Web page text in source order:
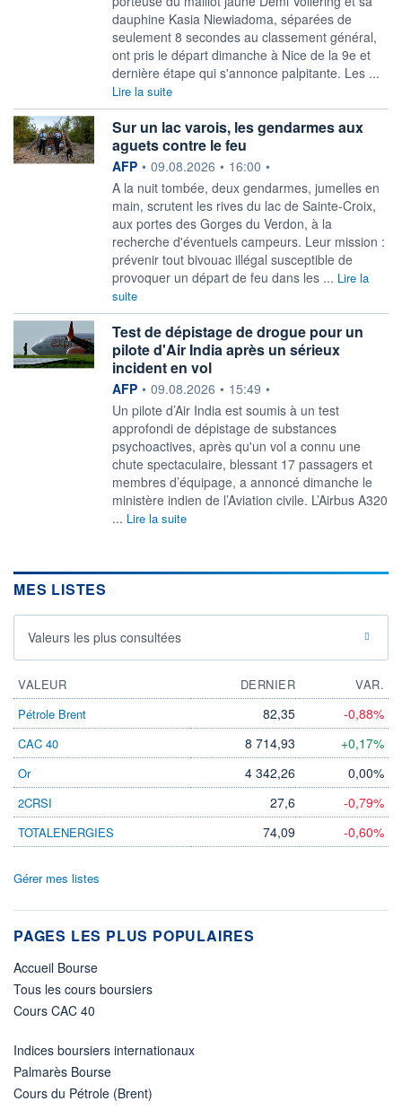
dauphine Kasia Niewiadoma, séparées de
seulement 8 secondes au classement général,
ont pris le départ dimanche à Nice de la 9e et
dernière étape qui s'annonce palpitante. Les ...
Lire la suite
Sur un lac varois, les gendarmes aux
aguets contre le feu
information fournie par
AFP • 09.08.2026 • 16:00 •
A la nuit tombée, deux gendarmes, jumelles en
main, scrutent les rives du lac de Sainte-Croix,
aux portes des Gorges du Verdon, à la
recherche d'éventuels campeurs. Leur mission :
prévenir tout bivouac illégal susceptible de
provoquer un départ de feu dans les ... Lire la
suite
Test de dépistage de drogue pour un
pilote d'Air India après un sérieux
incident en vol
information fournie par
AFP • 09.08.2026 • 15:49 •
Un pilote d’Air India est soumis à un test
approfondi de dépistage de substances
psychoactives, après qu'un vol a connu une
chute spectaculaire, blessant 17 passagers et
membres d’équipage, a annoncé dimanche le
ministère indien de l’Aviation civile. L’Airbus A320
... Lire la suite
MES LISTES
Valeurs les plus consultées
VALEUR DERNIER
VAR.
Pétrole Brent
82,35 -0,88%
CAC 40 8 714,93 +0,17%
Or 4 342,26 0,00%
2CRSI 27,6 -0,79%
TOTALENERGIES 74,09 -0,60%
Gérer mes listes
PAGES LES PLUS POPULAIRES
Accueil Bourse
Tous les cours boursiers
Cours CAC 40
Indices boursiers internationaux
Palmarès Bourse
Cours du Pétrole (Brent)